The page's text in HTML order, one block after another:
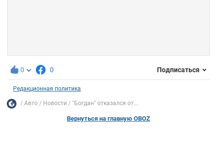
0 0 Подписаться
Редакционная политика
Авто Новости "Богдан" отказался от...
Вернуться на главную OBOZ